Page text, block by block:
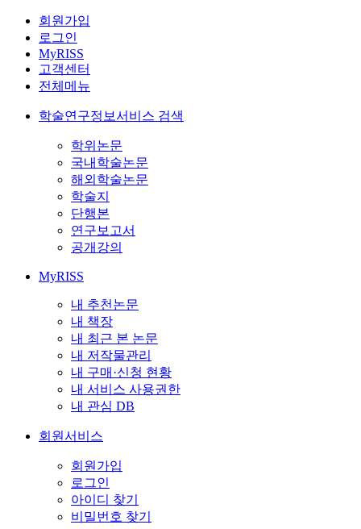
회원가입
로그인
MyRISS
고객센터
전체메뉴
학술연구정보서비스 검색
학위논문
국내학술논문
해외학술논문
학술지
단행본
연구보고서
공개강의
MyRISS
내 추천논문
내 책장
내 최근 본 논문
내 저작물관리
내 구매·신청 현황
내 서비스 사용권한
내 관심 DB
회원서비스
회원가입
로그인
아이디 찾기
비밀번호 찾기